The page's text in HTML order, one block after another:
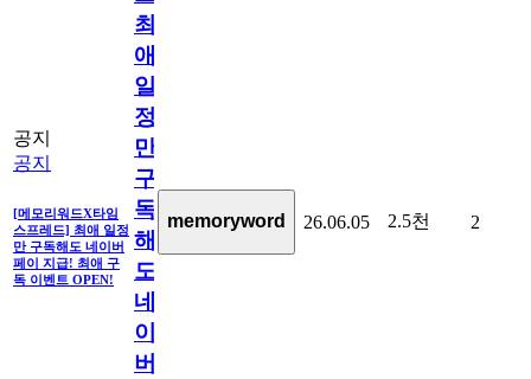
공지
공지
[메모리워드X타임
스프레드] 최애 일정
만 구독해도 네이버
페이 지급! 최애 구
독 이벤트 OPEN!
최
애
일
정
만
구
독
해
도
네
이
버
memoryword 26.06.05 2.5천 2